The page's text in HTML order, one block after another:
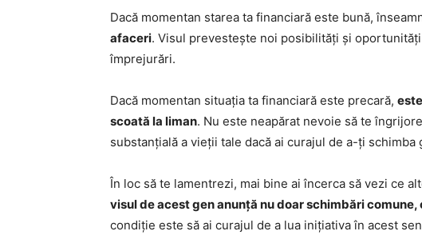
Dacă momentan starea ta financiară este bună,
afaceri. Visul prevestește noi posibilități și
împrejurări.
Dacă momentan situația ta financiară este precară,
scoată la liman. Nu este neapărat nevoie să te
substanțială a vieții tale dacă ai curajul de a-ți schimba
În loc să te lamentrezi, mai bine ai încerca să vezi ce
visul de acest gen anunță nu doar schimbări
condiție este să ai curajul de a lua inițiativa în acest